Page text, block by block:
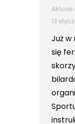
13
Już w
się